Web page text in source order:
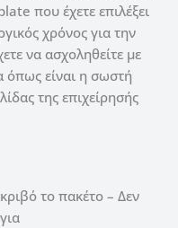
που έχετε επιλέξει
χρόνος για την
να ασχοληθείτε με
είναι η σωστή
της επιχείρησής
το πακέτο – Δεν